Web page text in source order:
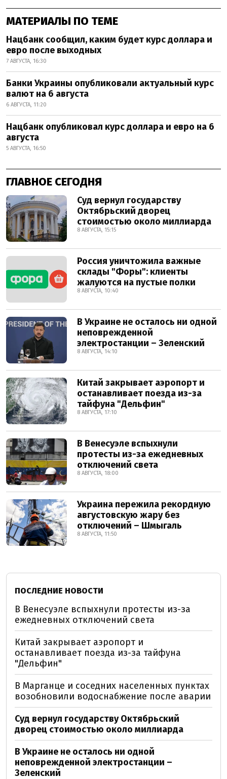
МАТЕРИАЛЫ ПО ТЕМЕ
Нацбанк сообщил, каким будет курс доллара и
евро после выходных
7 АВГУСТА, 16:30
Банки Украины опубликовали актуальный курс
валют на 6 августа
6 АВГУСТА, 11:20
Нацбанк опубликовал курс доллара и евро на 6
августа
5 АВГУСТА, 16:50
ГЛАВНОЕ СЕГОДНЯ
Суд вернул государству
Октябрьский дворец
стоимостью около миллиарда
8 АВГУСТА, 15:15
Россия уничтожила важные
склады "Форы": клиенты
жалуются на пустые полки
8 АВГУСТА, 10:40
В Украине не осталось ни одной
неповрежденной
электростанции – Зеленский
8 АВГУСТА, 14:10
Китай закрывает аэропорт и
останавливает поезда из-за
тайфуна "Дельфин"
8 АВГУСТА, 17:10
В Венесуэле вспыхнули
протесты из-за ежедневных
отключений света
8 АВГУСТА, 18:00
Украина пережила рекордную
августовскую жару без
отключений – Шмыгаль
8 АВГУСТА, 11:50
ПОСЛЕДНИЕ НОВОСТИ
В Венесуэле вспыхнули протесты из-за
ежедневных отключений света
Китай закрывает аэропорт и
останавливает поезда из-за тайфуна
"Дельфин"
В Марганце и соседних населенных пунктах
возобновили водоснабжение после аварии
Суд вернул государству Октябрьский
дворец стоимостью около миллиарда
В Украине не осталось ни одной
неповрежденной электростанции –
Зеленский